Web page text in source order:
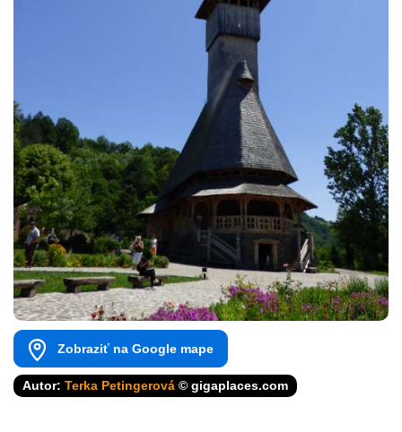
Zobraziť na Google mape
Autor: Terka Petingerová © gigaplaces.com